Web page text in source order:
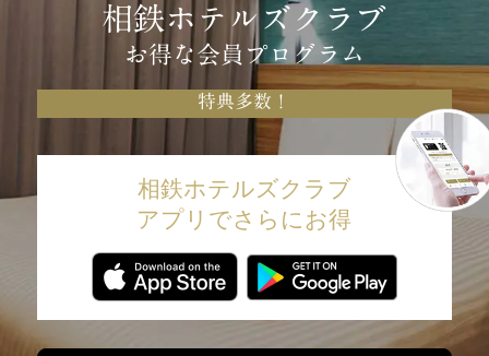
相鉄ホテルズクラブ
お得な会員プログラム
特典多数！
相鉄ホテルズクラブ
アプリでさらにお得